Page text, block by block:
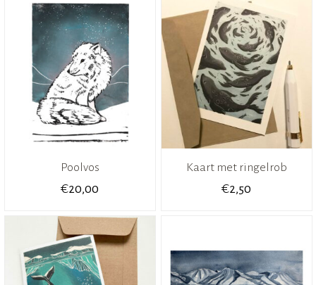
Poolvos
€20,00
Kaart met ringelrob
€2,50